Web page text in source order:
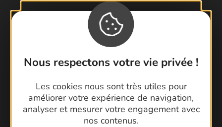
Nous respectons votre vie privée !
Les cookies nous sont très utiles pour
améliorer votre expérience de navigation,
analyser et mesurer votre engagement avec
nos contenus.
Contactez-nous !
Foire aux questions
Brochures
Cartoguides et Topoguides
Latitude Gard